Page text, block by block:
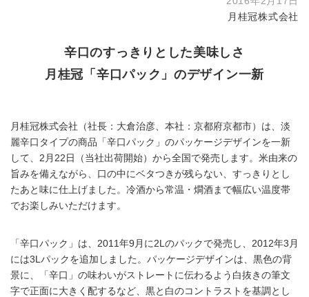
月桂冠株式会社
辛口のすっきりとした美味しさ
月桂冠「辛口パック」のデザイン一新
月桂冠株式会社（社長：大倉治彦、本社：京都府京都市）は、淡
麗辛口タイプの商品「辛口パック」のパッケージデザインを一新
して、2月22日（当社出荷開始）から全国で発売します。米由来の
旨みを備えながら、口の中にベタつきが残らない、すっきりとし
たあと味に仕上げました。冷酒から常温・燗酒まで幅広い温度帯
でお楽しみいただけます。
「辛口パック」は、2011年9月に2Lのパックで発売し、2012年3月
には3Lパックを追加しました。パッケージデザインは、黒色の背
景に、「辛口」の味わいがストレートに伝わるよう白抜きの筆文
字で正面に大きく配するなど、黒と白のコントラストを基調とし